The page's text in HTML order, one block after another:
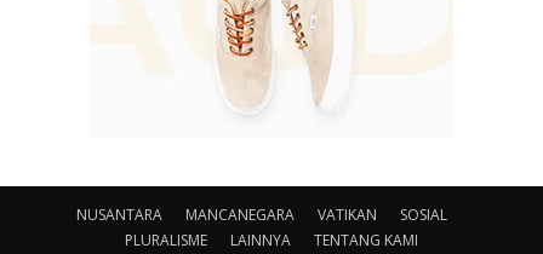
NUSANTARA MANCANEGARA VATIKAN
SOSIAL
PLURALISME
LAINNYA TENTANG KAMI